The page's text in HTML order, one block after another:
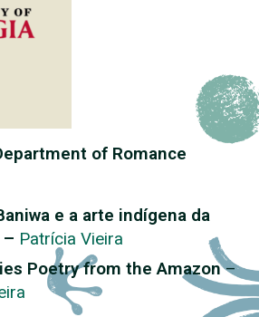
of Romance
e a arte indígena da
– Patrícia Vieira
Poetry from the Amazon–